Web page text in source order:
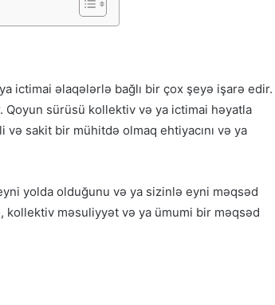
ictimai əlaqələrlə bağlı bir çox şeyə işarə edir.
sürüsü kollektiv və ya ictimai həyatla
və sakit bir mühitdə olmaq ehtiyacını və ya
yolda olduğunu və ya sizinlə eyni məqsəd
kollektiv məsuliyyət və ya ümumi bir məqsəd